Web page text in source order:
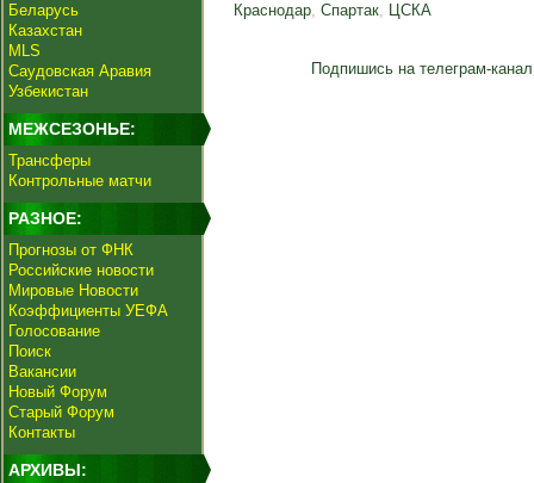
Беларусь
Казахстан
MLS
Саудовская Аравия
Узбекистан
МЕЖСЕЗОНЬЕ:
Трансферы
Контрольные матчи
РАЗНОЕ:
Прогнозы от ФНК
Российские новости
Мировые Новости
Коэффициенты УЕФА
Голосование
Поиск
Вакансии
Новый Форум
Старый Форум
Контакты
АРХИВЫ:
Краснодар, Спартак, ЦСКА
Подпишись на телеграм-